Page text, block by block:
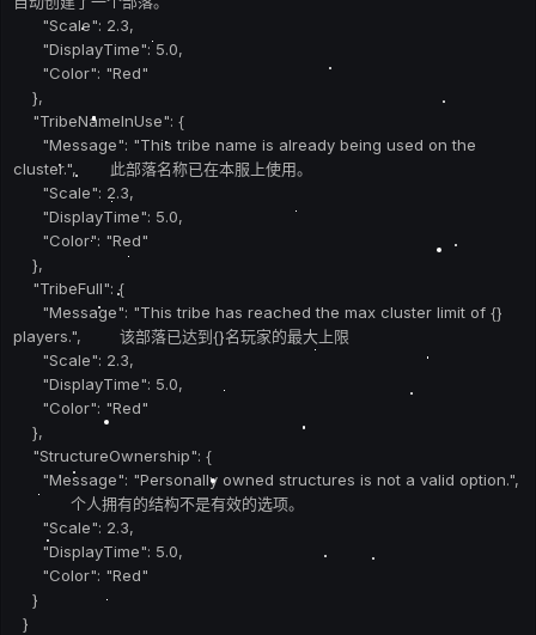
"Scale": 2.3,
"DisplayTime": 5.0,
"Color": "Red"
},
"TribeNameInUse": {
"Message": "This tribe name is already being used on the
cluster.", 此部落名称已在本服上使用。
"Scale": 2.3,
"DisplayTime": 5.0,
"Color": "Red"
},
"TribeFull": {
"Message": "This tribe has reached the max cluster limit of {}
players.", 该部落已达到{}名玩家的最大上限
"Scale": 2.3,
"DisplayTime": 5.0,
"Color": "Red"
},
"StructureOwnership": {
"Message": "Personally owned structures is not a valid option.",
个人拥有的结构不是有效的选项。
"Scale": 2.3,
"DisplayTime": 5.0,
"Color": "Red"
}
}